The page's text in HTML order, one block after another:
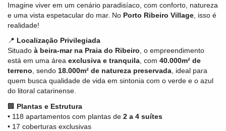
Imagine viver em um cenário paradisíaco, com conforto, natureza
e uma vista espetacular do mar. No Porto Ribeiro Village , isso é
realidade!
📍 Localização Privilegiada
Situado à beira-mar na Praia do Ribeiro , o empreendimento
está em uma área exclusiva e tranquila , com 40.000m² de
terreno , sendo 18.000m² de natureza preservada , ideal para
quem busca qualidade de vida em sintonia com o verde e o azul
do litoral catarinense.
🏢 Plantas e Estrutura
• 118 apartamentos com plantas de 2 a 4 suítes
• 17 coberturas exclusivas